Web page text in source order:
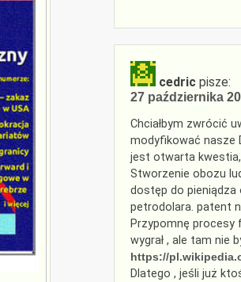
cedric pisze:
27 października
Chciałbym zwrócić
modyfikować nasze
jest otwarta kwestia,
Stworzenie obozu
dostęp do pieniądza
petrodolara. patent
Przypomnę procesy
wygrał , ale tam nie
https://
Dlatego , jeśli już